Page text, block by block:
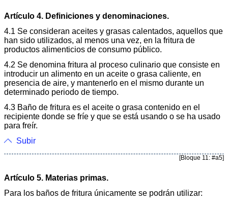
Artículo 4. Definiciones y denominaciones.
4.1 Se consideran aceites y grasas calentados, aquellos que
han sido utilizados, al menos una vez, en la fritura de
productos alimenticios de consumo público.
4.2 Se denomina fritura al proceso culinario que consiste en
introducir un alimento en un aceite o grasa caliente, en
presencia de aire, y mantenerlo en el mismo durante un
determinado periodo de tiempo.
4.3 Baño de fritura es el aceite o grasa contenido en el
recipiente donde se fríe y que se está usando o se ha usado
para freír.
Subir
[Bloque 11: #a5]
Artículo 5. Materias primas.
Para los baños de fritura únicamente se podrán utilizar: